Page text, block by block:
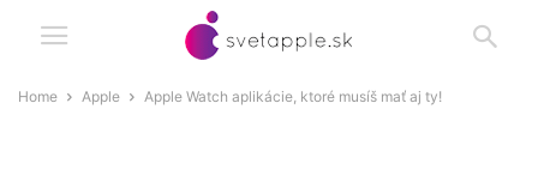
Home Apple Apple Watch aplikácie, ktoré musíš mať aj ty!